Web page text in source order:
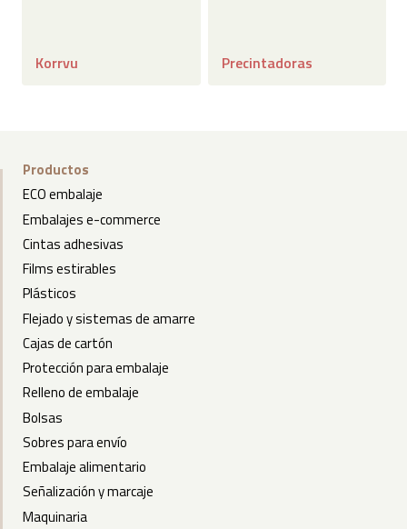
Korrvu Precintadoras
Productos
ECO embalaje
Embalajes e-commerce
Cintas adhesivas
Films estirables
Plásticos
Flejado y sistemas de amarre
Cajas de cartón
Protección para embalaje
Relleno de embalaje
Bolsas
Sobres para envío
Embalaje alimentario
Señalización y marcaje
Maquinaria